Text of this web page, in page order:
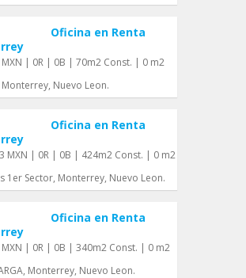
Oficina en Renta
MXN | 0R | 0B | 70m2 Const. | 0 m2
Nuevo Leon.
Oficina en Renta
MXN | 0R | 0B | 424m2 Const. | 0 m2
1er Sector, Monterrey, Nuevo Leon.
Oficina en Renta
MXN | 0R | 0B | 340m2 Const. | 0 m2
Monterrey, Nuevo Leon.